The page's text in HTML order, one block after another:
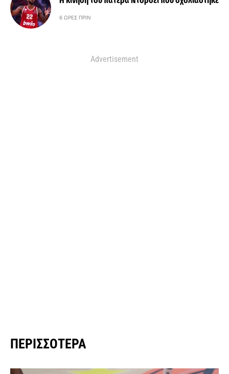
6 ΏΡΕΣ ΠΡΙΝ
Advertisement
ΠΕΡΙΣΣΌΤΕΡΑ